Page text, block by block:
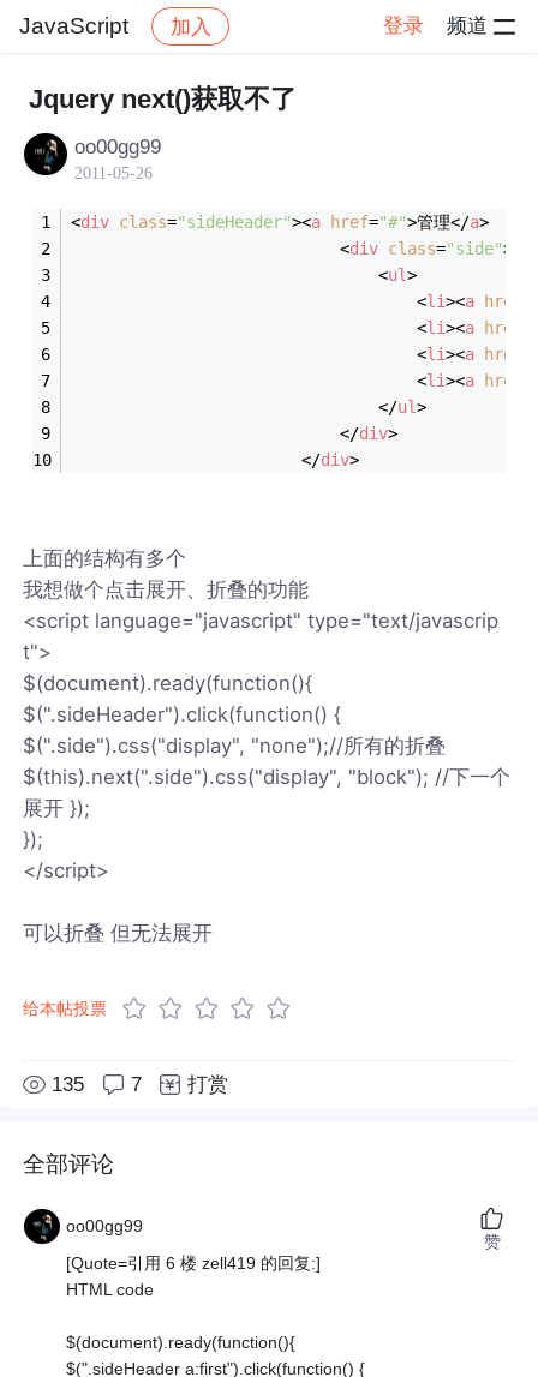
JavaScript 加入 登录 频道
社区 JavaScript 帖子详情
Jquery next()获取不了
oo00gg99
2011-05-26
<div class="sideHeader"><a href="#">管理</a>
<div class="side">
<ul>
<li><a href
<li><a href
<li><a href
<li><a href
</ul>
</div>
</div>
上面的结构有多个
我想做个点击展开、折叠的功能
<script language="javascript" type="text/javascrip
t">
$(document).ready(function(){
$(".sideHeader").click(function() {
$(".side").css("display", "none");//所有的折叠
$(this).next(".side").css("display", "block"); //下一个
展开 });
});
</script>
可以折叠 但无法展开
给本帖投票
135 7 打赏
全部评论
oo00gg99
[Quote=引用 6 楼 zell419 的回复:]
HTML code
$(document).ready(function(){
$(".sideHeader a:first").click(function() {
赞